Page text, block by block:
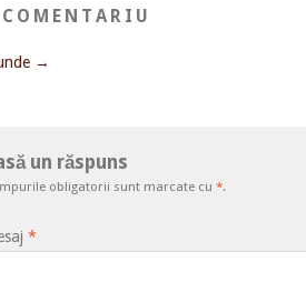
→
un răspuns
obligatorii sunt marcate cu *.
*